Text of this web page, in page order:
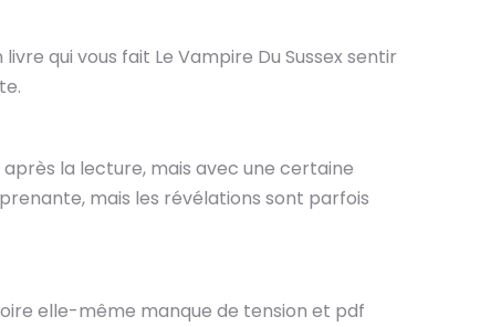
qui vous fait Le Vampire Du Sussex sentir
après la lecture, mais avec une certaine
mais les révélations sont parfois
elle-même manque de tension et pdf